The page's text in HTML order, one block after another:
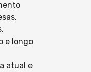
e longo
atual e